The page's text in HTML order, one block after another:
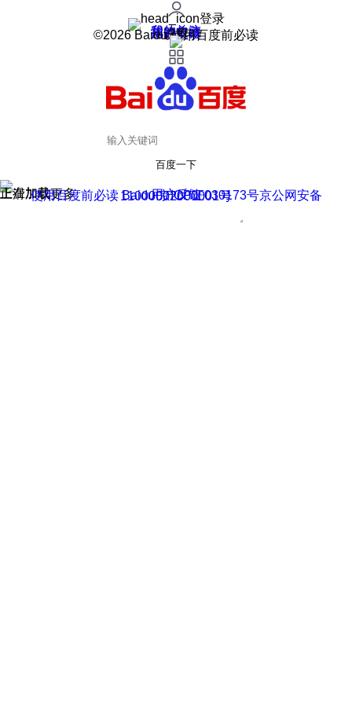
登录
我的关注
我的收藏
皮肤中心
用户反馈
设置
©2026 Baidu 使用百度前必读
百度一下
正在加载
上滑加载更多 用户反馈
使用百度前必读 Baidu 京ICP证030173号
京公网安备11000002000001号